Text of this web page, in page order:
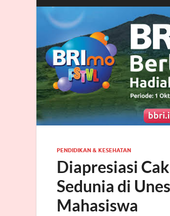
PENDIDIKAN & KESEHATAN
Diapresiasi
Sedunia di
Mahasiswa